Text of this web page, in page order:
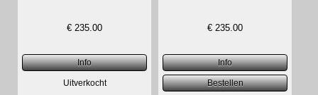
€ 235.00 € 235.00